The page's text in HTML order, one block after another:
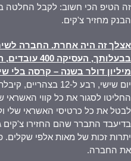
זה הטיפ הכי חשוב: לקבל החלטה
הבנק מחזיר צ'קים.
אצלך זה היה אחרת. החברה
מיליון דולר בשנה – קרסה בלי
יום שישי, רבע ל-12
החליטו לסגור את כל קווי
לבטל את כל כרטיסי האשראי שלי
בדיעבד התברר שהם החזירו צ'קים
יתרות זכות של מאות אלפי
את החברה.